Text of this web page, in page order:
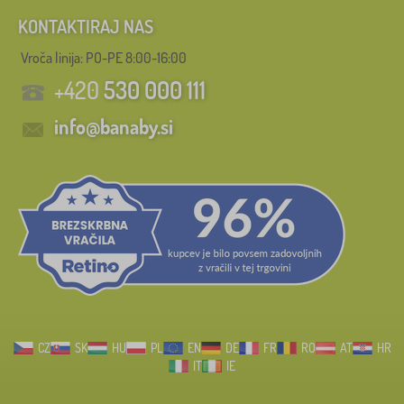
KONTAKTIRAJ NAS
Vroča linija: PO-PE 8:00-16:00
+420530 000 111
info@banaby.si
CZ SK HU PL EN DE FR RO AT
HR
IT
IE